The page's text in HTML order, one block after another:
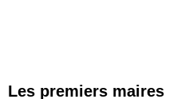
Les premiers maires